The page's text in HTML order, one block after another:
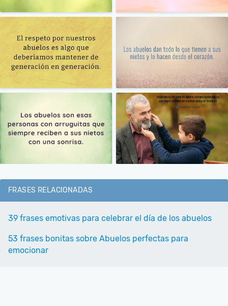
FRASES RELACIONADAS
39 frases emotivas para celebrar el día de los abuelos
53 frases bonitas sobre Abuelos perfectas para
emocionar